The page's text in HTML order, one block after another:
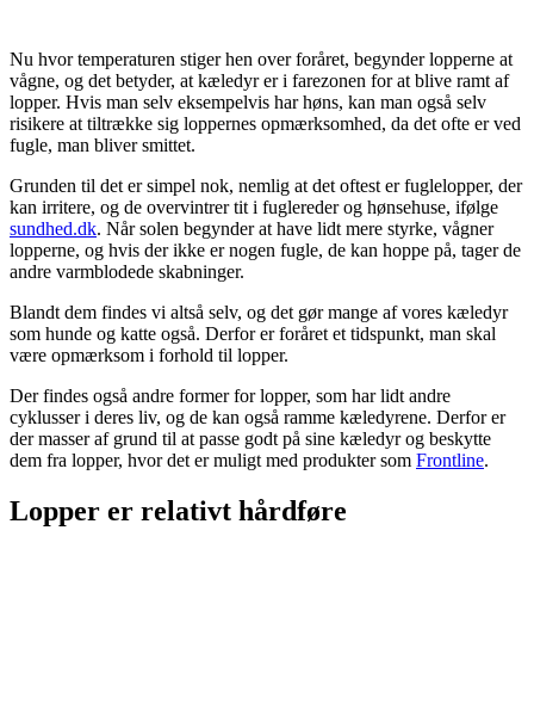
Nu hvor temperaturen stiger hen over foråret, begynder lopperne at
vågne, og det betyder, at kæledyr er i farezonen for at blive ramt af
lopper. Hvis man selv eksempelvis har høns, kan man også selv
risikere at tiltrække sig loppernes opmærksomhed, da det ofte er ved
fugle, man bliver smittet.
Grunden til det er simpel nok, nemlig at det oftest er fuglelopper, der
kan irritere, og de overvintrer tit i fuglereder og hønsehuse, ifølge
sundhed.dk. Når solen begynder at have lidt mere styrke, vågner
lopperne, og hvis der ikke er nogen fugle, de kan hoppe på, tager de
andre varmblodede skabninger.
Blandt dem findes vi altså selv, og det gør mange af vores kæledyr
som hunde og katte også. Derfor er foråret et tidspunkt, man skal
være opmærksom i forhold til lopper.
Der findes også andre former for lopper, som har lidt andre
cyklusser i deres liv, og de kan også ramme kæledyrene. Derfor er
der masser af grund til at passe godt på sine kæledyr og beskytte
dem fra lopper, hvor det er muligt med produkter som Frontline.
Lopper er relativt hårdføre